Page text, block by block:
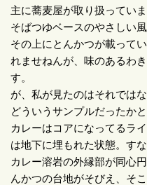
主に蕎麦屋が取り扱っていま
そばつゆベースのやさしい
その上にとんかつが載って
れませねんが、味のあるわ
す。
が、私が見たのはそれでは
どういうサンプルだったか
カレーはコアになってるラ
は地下に埋もれた状態。す
カレー溶岩の外縁部が同心
んかつの台地がそびえ、そ